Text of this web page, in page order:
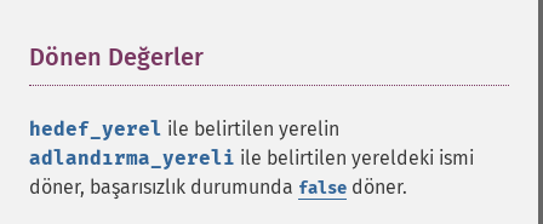
Dönen Değerler
hedef_yerel ile belirtilen yerelin
adlandırma_yereli ile belirtilen yereldeki ismi
döner, başarısızlık durumunda false döner.